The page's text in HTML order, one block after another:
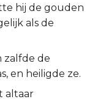
hij de gouden
als de
zalfde de
en heiligde ze.
altaar